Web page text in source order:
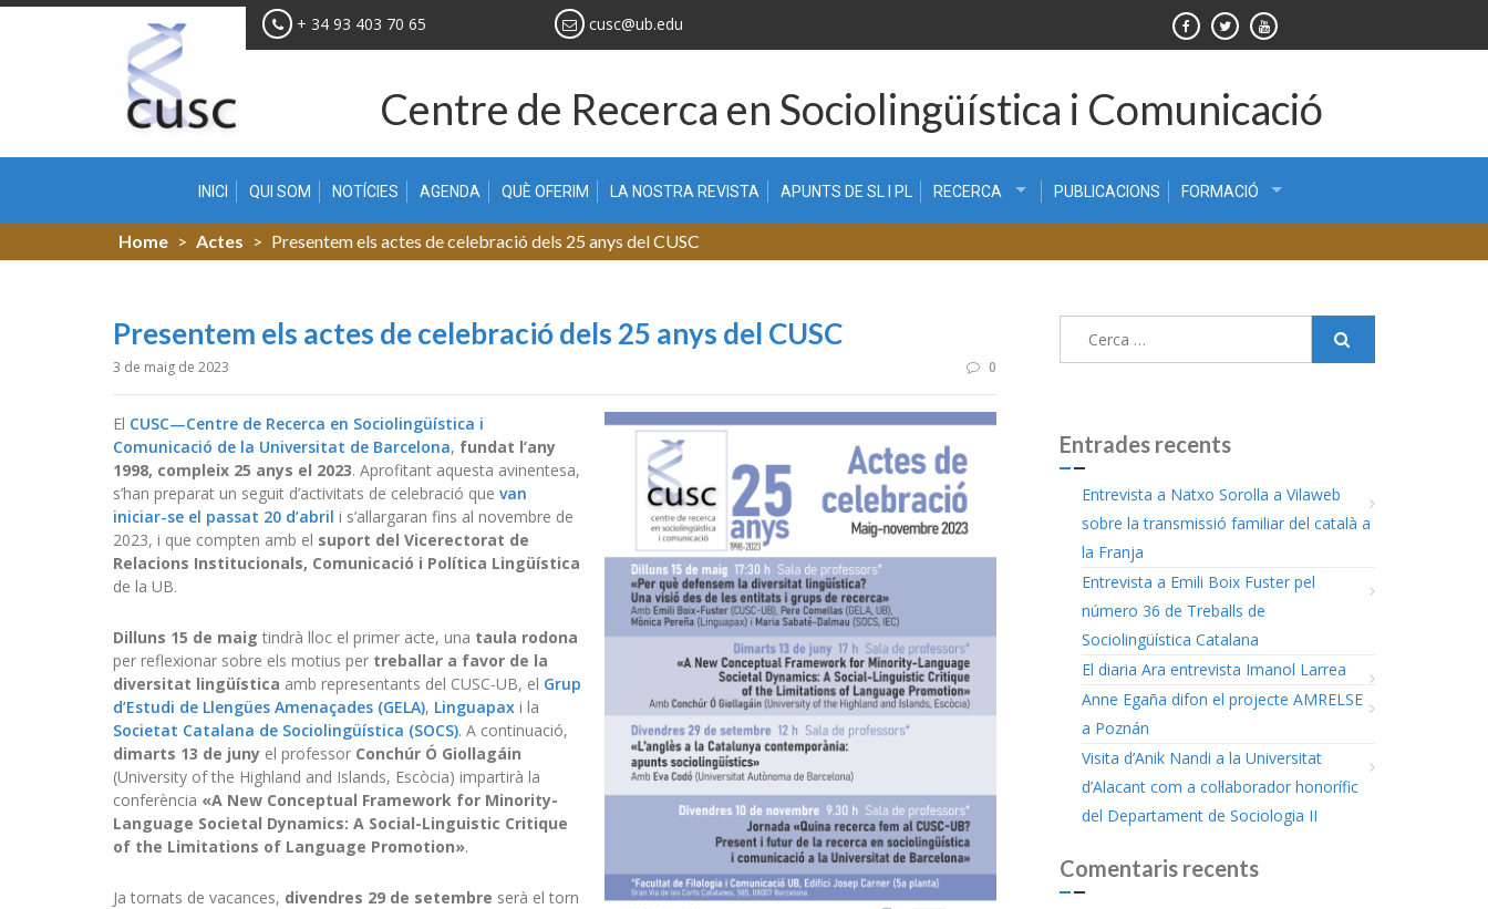
Skip
+ 34 93 403 70 65 cusc@ub.edu
Centre de Recerca en Sociolingüística i Comunicació
INICI QUI SOM NOTÍCIES AGENDA QUÈ OFERIM LA NOSTRA REVISTA APUNTS DE SL I PL RECERCA PUBLICACIONS FORMACIÓ
Home > Actes > Presentem els actes de celebració dels 25 anys del CUSC
Presentem els actes de celebració dels 25 anys del CUSC
3 de maig de 2023 0
El CUSC—Centre de Recerca en Sociolingüística i
Comunicació de la Universitat de Barcelona, fundat l’any
1998, compleix 25 anys el 2023. Aprofitant aquesta avinentesa,
s’han preparat un seguit d’activitats de celebració que van
iniciar-se el passat 20 d’abril i s’allargaran fins al novembre de
2023, i que compten amb el suport del Vicerectorat de
Relacions Institucionals, Comunicació i Política Lingüística
de la UB.
Dilluns 15 de maig tindrà lloc el primer acte, una taula rodona
per reflexionar sobre els motius per treballar a favor de la
diversitat lingüística amb representants del CUSC-UB, el Grup
d’Estudi de Llengües Amenaçades (GELA), Linguapax i la
Societat Catalana de Sociolingüística (SOCS). A continuació,
dimarts 13 de juny el professor Conchúr Ó Giollagáin
(University of the Highland and Islands, Escòcia) impartirà la
conferència «A New Conceptual Framework for Minority-
Language Societal Dynamics: A Social-Linguistic Critique
of the Limitations of Language Promotion».
Ja tornats de vacances, divendres 29 de setembre serà el torn
Entrades recents
Entrevista a Natxo Sorolla a Vilaweb
sobre la transmissió familiar del català a
la Franja
Entrevista a Emili Boix Fuster pel
número 36 de Treballs de
Sociolingüística Catalana
El diaria Ara entrevista Imanol Larrea
Anne Egaña difon el projecte AMRELSE
a Poznán
Visita d’Anik Nandi a la Universitat
d’Alacant com a col·laborador honorífic
del Departament de Sociologia II
Comentaris recents